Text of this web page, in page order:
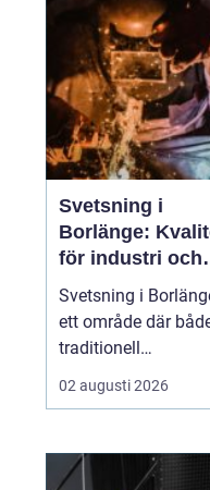
Svetsning i
Borlänge:
för industri och
konstruktion
Svetsning i
ett område där
traditionell
verkstadsindustri
moderna
möts. I takt med att
kraven på hållbara
02 augusti 2026